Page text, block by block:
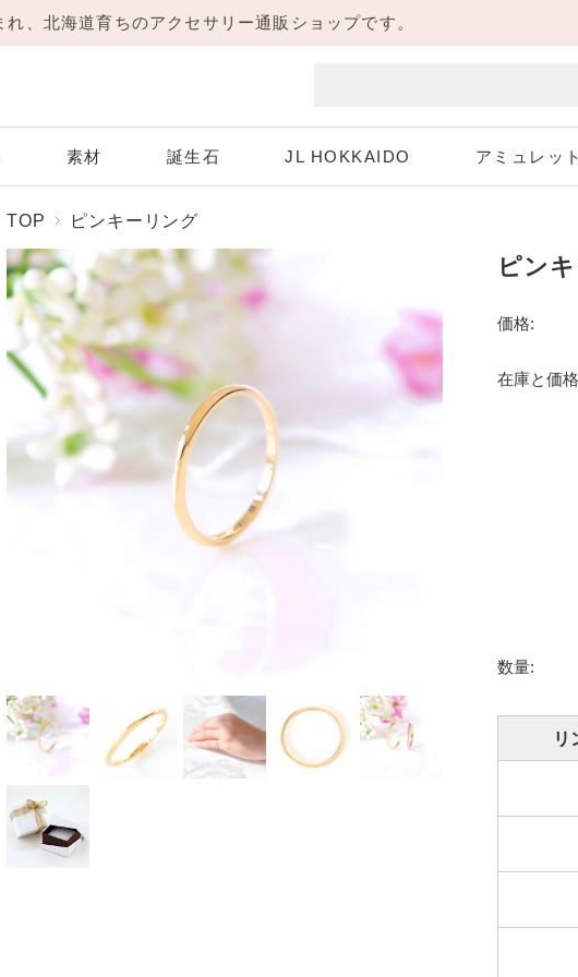
、北海道育ちのアクセサリー通販ショップです。
Necklace
ネックレス
Pierce
素材
Gold
ーゴールド
White Gold
ホワイトゴールド
ピンクゴールド
誕生石
メジスト
Aquamarine
3月 アクアマリン
4月 ダイヤモンド
Ruby
ルビー
8月 ペリドット
9月 サファイア
Tanzanite
12月 タンザナイト
JL HOKKAIDO アミュレッ
Amulet アミュレット 商品一覧
TOP ピンキーリング
ピン
価格:
在庫と価
数量:
リ